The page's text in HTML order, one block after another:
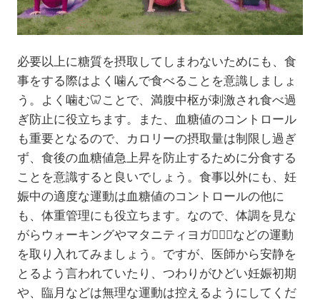
必要以上に糖質を摂取してしまわないためにも、食
事をする際はよく噛んで食べることを意識しましょ
う。よく噛む🦷ことで、満腹中枢が刺激され食べ過
ぎ防止に役立ちます。また、血糖値のコントロール
も重要となるので、カロリーの摂取量は制限し過ぎ
ず、食後の血糖値急上昇を防止するために分食する
ことを意識すると良いでしょう。食事以外にも、妊
娠中の適度な運動は血糖値のコントロールの他に
も、体重管理にも役立ちます。なので、体調を見な
がらウォーキングやマタニティヨガ🧘🏻‍♀️などの運動
を取り入れてみましょう。ですが、医師から安静を
とるよう言われていたり、つわりがひどい妊娠初期
や、臨月などは無理な運動は控えるようにしてくだ